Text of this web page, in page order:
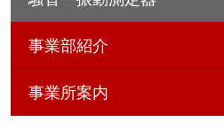
事業部紹介
事業所案内